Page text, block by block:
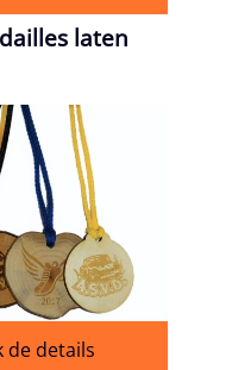
laten
de details